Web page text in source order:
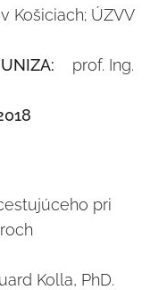
Košiciach; ÚZVV
prof. Ing.
pri
Kolla, PhD.